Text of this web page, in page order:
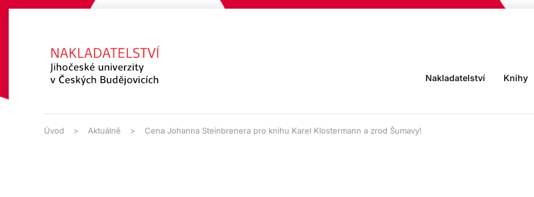
Nakladatelství Knihy
Úvod Aktuálně Cena Johanna Steinbrenera pro knihu Karel Klostermann a zrod Šumavy!